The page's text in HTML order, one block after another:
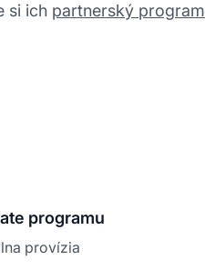
si ich partnerský program
programu
provízia